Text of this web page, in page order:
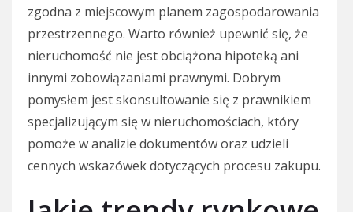
zgodna z miejscowym planem zagospodarowania
przestrzennego. Warto również upewnić się, że
nieruchomość nie jest obciążona hipoteką ani
innymi zobowiązaniami prawnymi. Dobrym
pomysłem jest skonsultowanie się z prawnikiem
specjalizującym się w nieruchomościach, który
pomoże w analizie dokumentów oraz udzieli
cennych wskazówek dotyczących procesu zakupu.